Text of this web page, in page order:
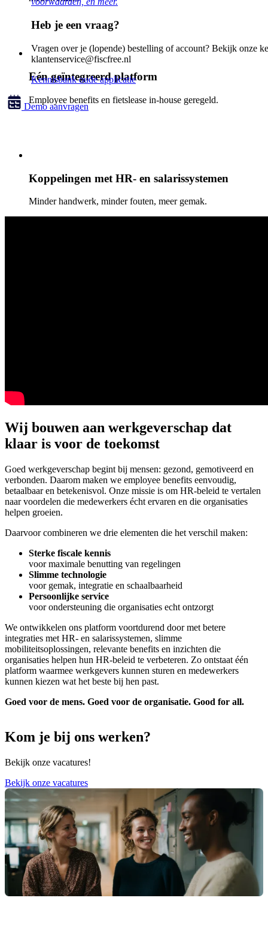
Heb je een vraag?
Vragen over je (lopende) bestelling of account? Bekijk onze
klantenservice@fiscfree.nl
Kennisbank oude applicatie
Demo aanvragen
Eén geïntegreerd platform
Employee benefits en fietslease in-house geregeld.
Koppelingen met HR- en salarissystemen
Minder handwerk, minder fouten, meer gemak.
Wij bouwen aan werkgeverschap dat
klaar is voor de toekomst
Goed werkgeverschap begint bij mensen: gezond, gemotiveerd en
verbonden. Daarom maken we employee benefits eenvoudig,
betaalbaar en betekenisvol. Onze missie is om HR-beleid te vertalen
naar voordelen die medewerkers écht ervaren en die organisaties
helpen groeien.
Daarvoor combineren we drie elementen die het verschil maken:
Sterke fiscale kennis
voor maximale benutting van regelingen
Slimme technologie
voor gemak, integratie en schaalbaarheid
Persoonlijke service
voor ondersteuning die organisaties echt ontzorgt
We ontwikkelen ons platform voortdurend door met betere
integraties met HR- en salarissystemen, slimme
mobiliteitsoplossingen, relevante benefits en inzichten die
organisaties helpen hun HR-beleid te verbeteren. Zo ontstaat één
platform waarmee werkgevers kunnen sturen en medewerkers
kunnen kiezen wat het beste bij hen past.
Goed voor de mens. Goed voor de organisatie. Good for all.
Kom je bij ons werken?
Bekijk onze vacatures!
Bekijk onze vacatures